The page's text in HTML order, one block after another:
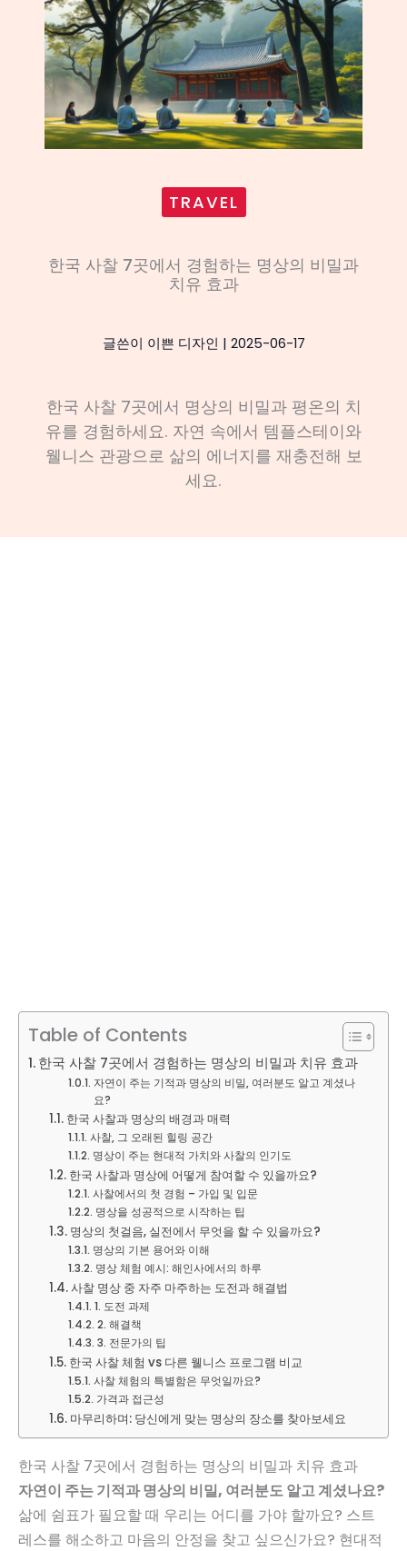
TRAVEL
한국 사찰 7곳에서 경험하는 명상의 비밀과
치유 효과
글쓴이 이쁜 디자인 | 2025-06-17
한국 사찰 7곳에서 명상의 비밀과 평온의 치
유를 경험하세요. 자연 속에서 템플스테이와
웰니스 관광으로 삶의 에너지를 재충전해 보
세요.
Table of Contents
한국 사찰 7곳에서 경험하는 명상의 비밀과 치유 효과
자연이 주는 기적과 명상의 비밀, 여러분도 알고 계셨나
요?
한국 사찰과 명상의 배경과 매력
사찰, 그 오래된 힐링 공간
명상이 주는 현대적 가치와 사찰의 인기도
한국 사찰과 명상에 어떻게 참여할 수 있을까요?
사찰에서의 첫 경험 – 가입 및 입문
명상을 성공적으로 시작하는 팁
명상의 첫걸음, 실전에서 무엇을 할 수 있을까요?
명상의 기본 용어와 이해
명상 체험 예시: 해인사에서의 하루
사찰 명상 중 자주 마주하는 도전과 해결법
1. 도전 과제
2. 해결책
3. 전문가의 팁
한국 사찰 체험 vs 다른 웰니스 프로그램 비교
사찰 체험의 특별함은 무엇일까요?
가격과 접근성
마무리하며: 당신에게 맞는 명상의 장소를 찾아보세요
한국 사찰 7곳에서 경험하는 명상의 비밀과 치유 효과
자연이 주는 기적과 명상의 비밀, 여러분도 알고 계셨나요?
삶에 쉼표가 필요할 때 우리는 어디를 가야 할까요? 스트
레스를 해소하고 마음의 안정을 찾고 싶으신가요? 현대적